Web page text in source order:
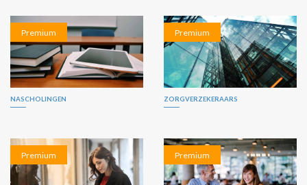
Premium
NASCHOLINGEN
Premium
ZORGVERZEKERAARS
Premium Premium